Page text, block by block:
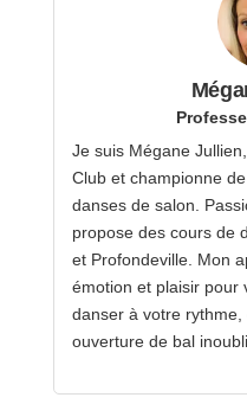
Je suis Mégane
Club et championne
danses de salon.
propose des cours de
et Profondeville. Mon
émotion et plaisir pour
danser à votre
ouverture de bal